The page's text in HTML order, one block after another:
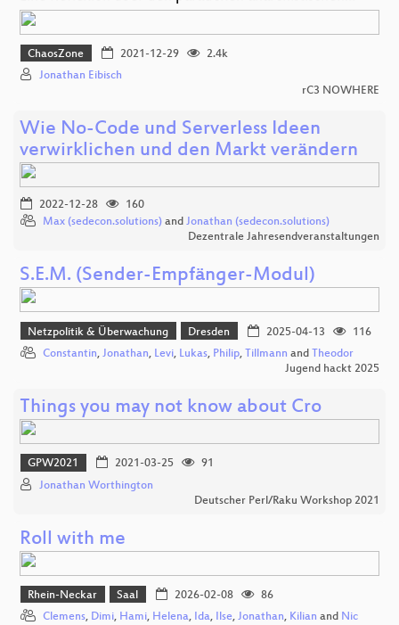
ChaosZone 2021-12-29
2.4k
Jonathan Eibisch
rC3 NOWHERE
Wie No-Code und Serverless Ideen
verwirklichen und den Markt verändern
2022-12-28
160
Max (sedecon.solutions) and Jonathan (sedecon.solutions)
Dezentrale Jahresendveranstaltungen
S.E.M. (Sender-Empfänger-Modul)
Netzpolitik & Überwachung Dresden 2025-04-13
116
Constantin, Jonathan, Levi, Lukas, Philip, Tillmann and Theodor
Jugend hackt 2025
Things you may not know about Cro
GPW2021 2021-03-25
91
Jonathan Worthington
Deutscher Perl/Raku Workshop 2021
Roll with me
Rhein-Neckar Saal 2026-02-08
86
Clemens, Dimi, Hami, Helena, Ida, Ilse, Jonathan, Kilian and Nic